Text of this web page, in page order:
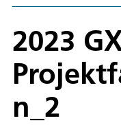
2023
n_2